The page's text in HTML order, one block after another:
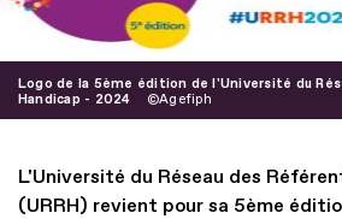
Logo de la 5ème édition de l'Université du
Handicap - 2024
Agefiph
L'Université du Réseau des
(URRH) revient pour sa 5ème